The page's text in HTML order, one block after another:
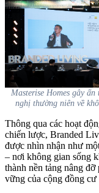
Masterise Homes gây
nghị thường niên về
Thông qua các hoạt
chiến lược, Branded
được nhìn nhận như
– nơi không gian sống
thành nền tảng nâng
vững của cộng đồng cư